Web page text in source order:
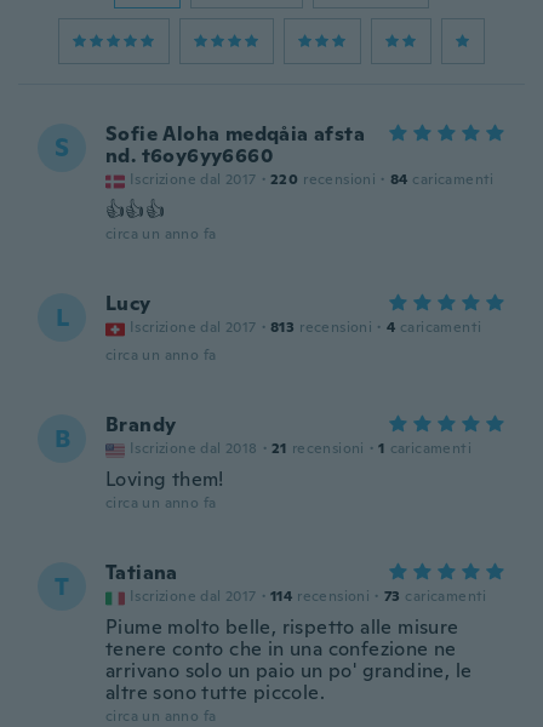
S
Sofie Aloha medqåia afsta
nd. t6oy6yy6660
Iscrizione dal 2017 · 220 recensioni · 84 caricamenti
👍👍👍
circa un anno fa
L Lucy
Iscrizione dal 2017 · 813 recensioni · 4 caricamenti
circa un anno fa
B Brandy
Iscrizione dal 2018 · 21 recensioni · 1 caricamenti
Loving them!
circa un anno fa
T Tatiana
Iscrizione dal 2017 · 114 recensioni · 73 caricamenti
Piume molto belle, rispetto alle misure
tenere conto che in una confezione ne
arrivano solo un paio un po' grandine, le
altre sono tutte piccole.
circa un anno fa